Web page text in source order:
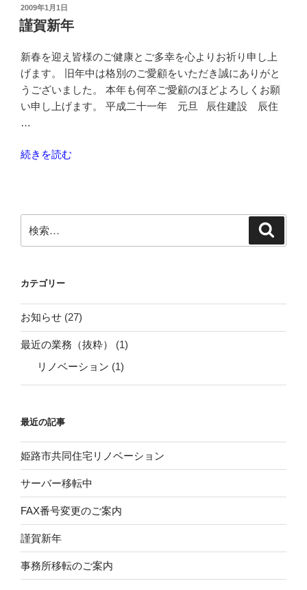
年”
の
投
稿
日:
2009年1月1日
謹賀新年
新春を迎え皆様のご健康とご多幸を心よりお祈り申し上
げます。 旧年中は格別のご愛顧をいただき誠にありがと
うございました。 本年も何卒ご愛顧のほどよろしくお願
い申し上げます。 平成二十一年 元旦 辰住建設 辰住
…
“謹
の
続きを読む
索:
カテゴリー
お知らせ (27)
最近の業務（抜粋）
(1)
リノベーション (1)
最近の記事
姫路市共同住宅リノベーション
サーバー移転中
FAX番号変更のご案内
謹賀新年
事務所移転のご案内